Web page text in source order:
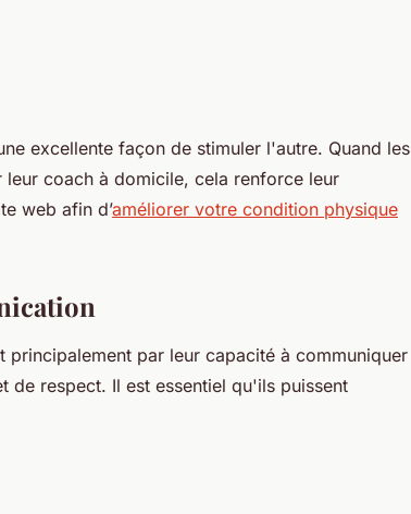
excellente façon de stimuler l'autre. Quand les
coach à domicile, cela renforce leur
web afin d’améliorer votre condition physique
principalement par leur capacité à communiquer
respect. Il est essentiel qu'ils puissent